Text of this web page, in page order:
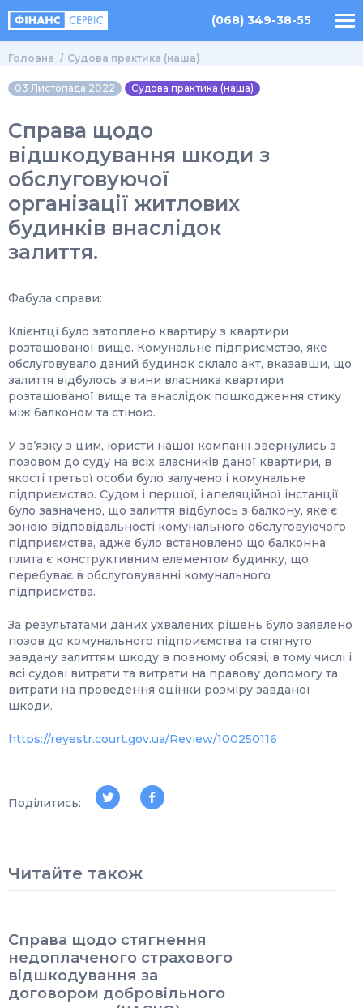
(068) 349-38-55
Головна Судова практика (наша)
03 Листопада 2022 Судова практика (наша)
Справа щодо
відшкодування шкоди з
обслуговуючої
організації житлових
будинків внаслідок
залиття.
Фабула справи:
Клієнтці було затоплено квартиру з квартири
розташованої вище. Комунальне підприємство, яке
обслуговувало даний будинок склало акт, вказавши, що
залиття відбулось з вини власника квартири
розташованої вище та внаслідок пошкодження стику
між балконом та стіною.
У зв’язку з цим, юристи нашої компанії звернулись з
позовом до суду на всіх власників даної квартири, в
якості третьої особи було залучено і комунальне
підприємство. Судом і першої, і апеляційної інстанції
було зазначено, що залиття відбулось з балкону, яке є
зоною відповідальності комунального обслуговуючого
підприємства, адже було встановлено що балконна
плита є конструктивним елементом будинку, що
перебуває в обслуговуванні комунального
підприємства.
За результатами даних ухвалених рішень було заявлено
позов до комунального підприємства та стягнуто
завдану залиттям шкоду в повному обсязі, в тому числі і
всі судові витрати та витрати на правову допомогу та
витрати на проведення оцінки розміру завданої
шкоди.
https://reyestr.court.gov.ua/Review/100250116
Поділитись:
Читайте також
Справа щодо стягнення
недоплаченого страхового
відшкодування за
договором добровільного